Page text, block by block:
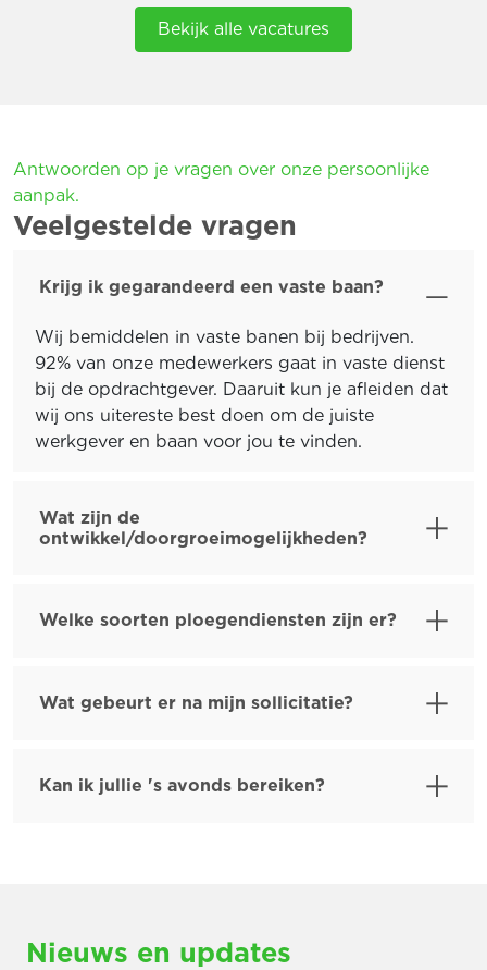
Bekijk alle vacatures
Antwoorden op je vragen over onze persoonlijke
aanpak.
Veelgestelde vragen
Krijg ik gegarandeerd een vaste baan?
Wij bemiddelen in vaste banen bij bedrijven.
92% van onze medewerkers gaat in vaste dienst
bij de opdrachtgever. Daaruit kun je afleiden dat
wij ons uitereste best doen om de juiste
werkgever en baan voor jou te vinden.
Wat zijn de
ontwikkel/doorgroeimogelijkheden?
Welke soorten ploegendiensten zijn er?
Wat gebeurt er na mijn sollicitatie?
Kan ik jullie 's avonds bereiken?
Nieuws en updates